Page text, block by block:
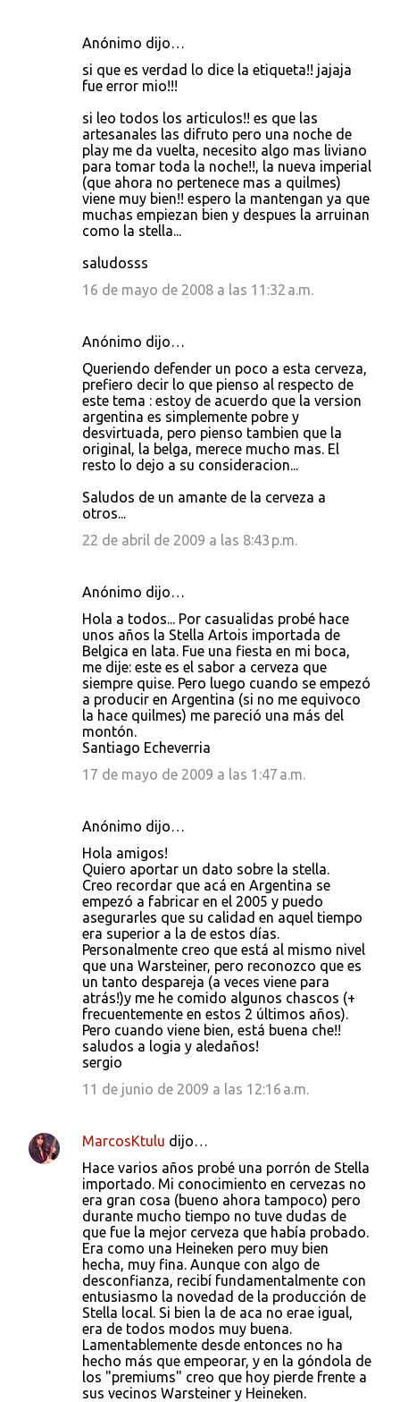
Anónimo dijo…
si que es verdad lo dice la etiqueta!! jajaja
fue error mio!!!
si leo todos los articulos!! es que las
artesanales las difruto pero una noche de
play me da vuelta, necesito algo mas liviano
para tomar toda la noche!!, la nueva imperial
(que ahora no pertenece mas a quilmes)
viene muy bien!! espero la mantengan ya que
muchas empiezan bien y despues la arruinan
como la stella...
saludosss
16 de mayo de 2008 a las 11:32 a.m.
Anónimo dijo…
Queriendo defender un poco a esta cerveza,
prefiero decir lo que pienso al respecto de
este tema : estoy de acuerdo que la version
argentina es simplemente pobre y
desvirtuada, pero pienso tambien que la
original, la belga, merece mucho mas. El
resto lo dejo a su consideracion...
Saludos de un amante de la cerveza a
otros...
22 de abril de 2009 a las 8:43 p.m.
Anónimo dijo…
Hola a todos... Por casualidas probé hace
unos años la Stella Artois importada de
Belgica en lata. Fue una fiesta en mi boca,
me dije: este es el sabor a cerveza que
siempre quise. Pero luego cuando se empezó
a producir en Argentina (si no me equivoco
la hace quilmes) me pareció una más del
montón.
Santiago Echeverria
17 de mayo de 2009 a las 1:47 a.m.
Anónimo dijo…
Hola amigos!
Quiero aportar un dato sobre la stella.
Creo recordar que acá en Argentina se
empezó a fabricar en el 2005 y puedo
asegurarles que su calidad en aquel tiempo
era superior a la de estos días.
Personalmente creo que está al mismo nivel
que una Warsteiner, pero reconozco que es
un tanto despareja (a veces viene para
atrás!)y me he comido algunos chascos (+
frecuentemente en estos 2 últimos años).
Pero cuando viene bien, está buena che!!
saludos a logia y aledaños!
sergio
11 de junio de 2009 a las 12:16 a.m.
MarcosKtulu dijo…
Hace varios años probé una porrón de Stella
importado. Mi conocimiento en cervezas no
era gran cosa (bueno ahora tampoco) pero
durante mucho tiempo no tuve dudas de
que fue la mejor cerveza que había probado.
Era como una Heineken pero muy bien
hecha, muy fina. Aunque con algo de
desconfianza, recibí fundamentalmente con
entusiasmo la novedad de la producción de
Stella local. Si bien la de aca no erae igual,
era de todos modos muy buena.
Lamentablemente desde entonces no ha
hecho más que empeorar, y en la góndola de
los "premiums" creo que hoy pierde frente a
sus vecinos Warsteiner y Heineken.